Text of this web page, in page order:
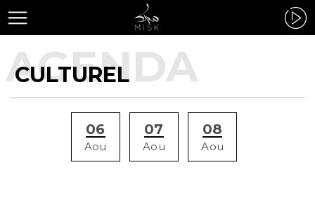
CULTUREL
06
Aou
07
Aou
08
Aou